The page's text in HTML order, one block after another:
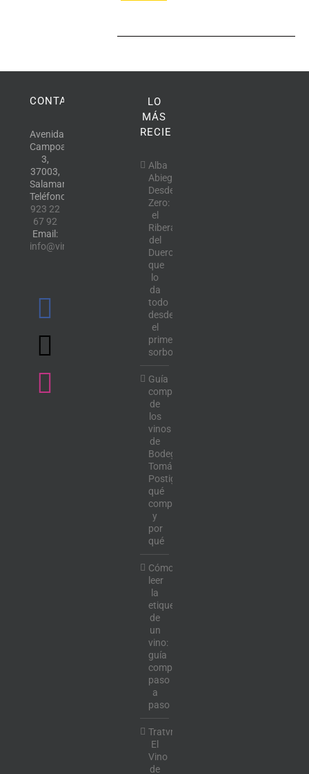
CONTACTO
Avenida
Campoamor,
3,
37003,
Salamanca.
Teléfono:
923 22
67 92
Email:
info@vinotecalavendimia.es
LO
MÁS
RECIENTE
Alba
Abiega
Desde
Zero:
el
Ribera
del
Duero
que
lo
da
todo
desde
el
primer
sorbo
Guía
completa
de
los
vinos
de
Bodega
Tomás
Postigo:
qué
comprar
y
por
qué
Cómo
leer
la
etiqueta
de
un
vino:
guía
completa
paso
a
paso
Tratvm:
El
Vino
de